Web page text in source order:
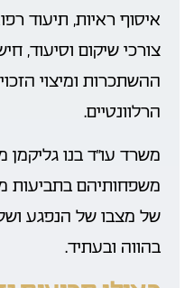
איסוף ראיות, תיעוד
צורכי שיקום וסיעוד,
ההשתכרות ומיצוי
הרלוונטיים.
משרד עו״ד בנו גליקמן
משפחותיהם בתביעות
של מצבו של הנפגע
בהווה ובעתיד.